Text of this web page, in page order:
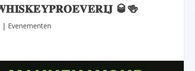
🥃🍻
| Evenementen